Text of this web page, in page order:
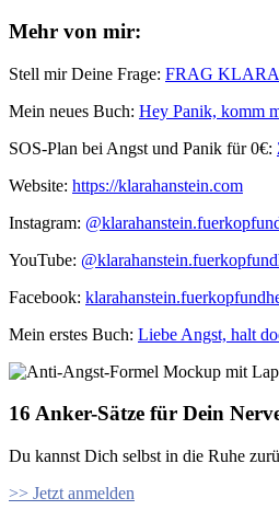
Mehr von mir:
Stell mir Deine Frage: FRAG KLARA
Mein neues Buch: Hey Panik, komm
SOS-Plan bei Angst und Panik für 0€:
Website: ⁠⁠https://klarahanstein.com
Instagram:
YouTube:
Facebook:
Mein erstes Buch: ⁠⁠ Liebe Angst, halt
16 Anker-Sätze für Dein
Du kannst Dich selbst in die Ruhe
>> Jetzt anmelden